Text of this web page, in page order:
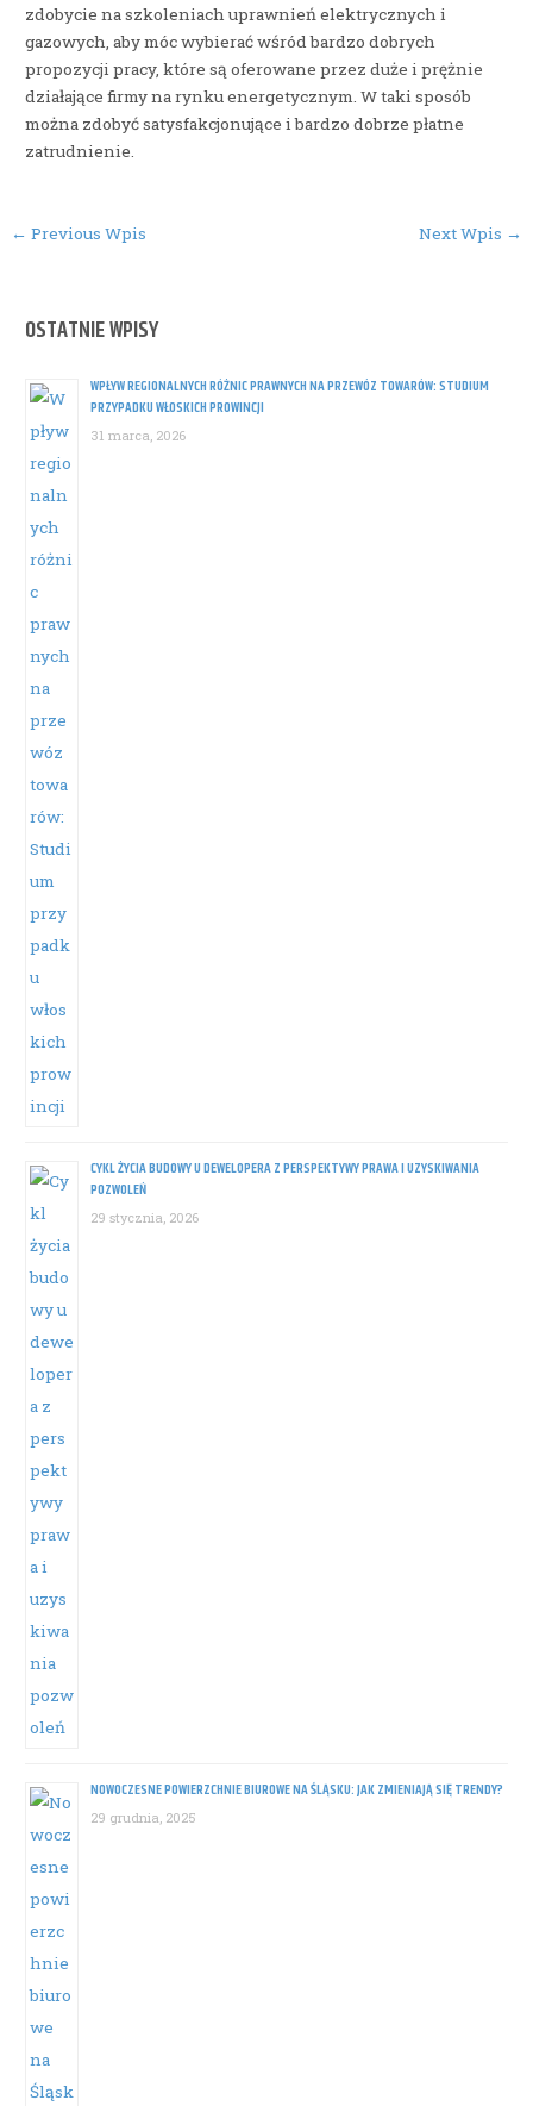
OSTATNIE WPISY
WPŁYW REGIONALNYCH RÓŻNIC PRAWNYCH NA PRZEWÓZ TOWARÓW: STUDIUM
PRZYPADKU WŁOSKICH PROWINCJI
31 marca, 2026
CYKL ŻYCIA BUDOWY U DEWELOPERA Z PERSPEKTYWY PRAWA I UZYSKIWANIA
POZWOLEŃ
29 stycznia, 2026
NOWOCZESNE POWIERZCHNIE BIUROWE NA ŚLĄSKU: JAK ZMIENIAJĄ SIĘ TRENDY?
29 grudnia, 2025
zdobycie na szkoleniach uprawnień elektrycznych i
gazowych, aby móc wybierać wśród bardzo dobrych
propozycji pracy, które są oferowane przez duże i prężnie
działające firmy na rynku energetycznym. W taki sposób
można zdobyć satysfakcjonujące i bardzo dobrze płatne
zatrudnienie.
Post
← Previous Wpis Next Wpis →